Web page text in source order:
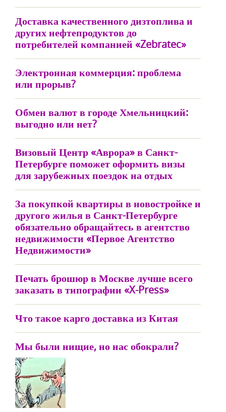
Доставка качественного дизтоплива и
других нефтепродуктов до
потребителей компанией «Zebratec»
Электронная коммерция: проблема
или прорыв?
Обмен валют в городе Хмельницкий:
выгодно или нет?
Визовый Центр «Аврора» в Санкт-
Петербурге поможет оформить визы
для зарубежных поездок на отдых
За покупкой квартиры в новостройке и
другого жилья в Санкт-Петербурге
обязательно обращайтесь в агентство
недвижимости «Первое Агентство
Недвижимости»
Печать брошюр в Москве лучше всего
заказать в типографии «X-Press»
Что такое карго доставка из Китая
Мы были нищие, но нас обокрали?